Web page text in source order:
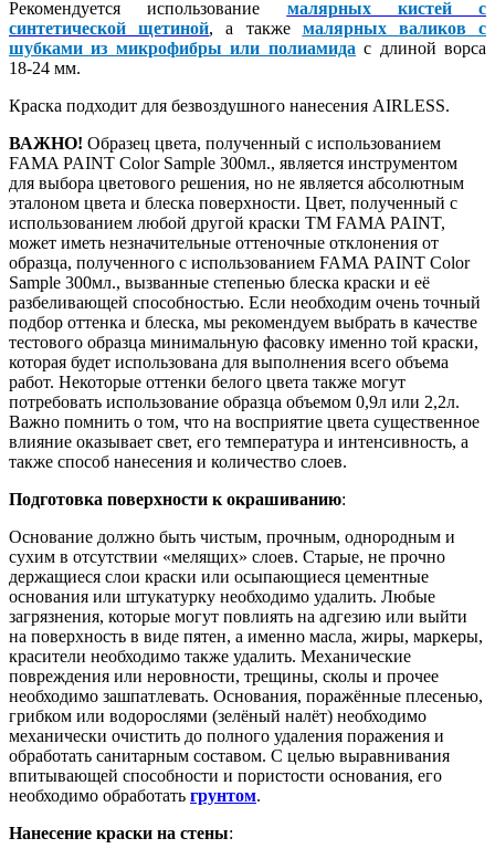
Рекомендуется использование малярных кистей с
синтетической щетиной, а также малярных валиков с
шубками из микрофибры или полиамида с длиной ворса
18-24 мм.
Краска подходит для безвоздушного нанесения AIRLESS.
ВАЖНО! Образец цвета, полученный с использованием
FAMA PAINT Color Sample 300мл., является инструментом
для выбора цветового решения, но не является абсолютным
эталоном цвета и блеска поверхности. Цвет, полученный с
использованием любой другой краски ТМ FAMA PAINT,
может иметь незначительные оттеночные отклонения от
образца, полученного с использованием FAMA PAINT Color
Sample 300мл., вызванные степенью блеска краски и её
разбеливающей способностью. Если необходим очень точный
подбор оттенка и блеска, мы рекомендуем выбрать в качестве
тестового образца минимальную фасовку именно той краски,
которая будет использована для выполнения всего объема
работ. Некоторые оттенки белого цвета также могут
потребовать использование образца объемом 0,9л или 2,2л.
Важно помнить о том, что на восприятие цвета существенное
влияние оказывает свет, его температура и интенсивность, а
также способ нанесения и количество слоев.
Подготовка поверхности к окрашиванию:
Основание должно быть чистым, прочным, однородным и
сухим в отсутствии «мелящих» слоев. Старые, не прочно
держащиеся слои краски или осыпающиеся цементные
основания или штукатурку необходимо удалить. Любые
загрязнения, которые могут повлиять на адгезию или выйти
на поверхность в виде пятен, а именно масла, жиры, маркеры,
красители необходимо также удалить. Механические
повреждения или неровности, трещины, сколы и прочее
необходимо зашпатлевать. Основания, поражённые плесенью,
грибком или водорослями (зелёный налёт) необходимо
механически очистить до полного удаления поражения и
обработать санитарным составом. С целью выравнивания
впитывающей способности и пористости основания, его
необходимо обработать грунтом.
Нанесение краски на стены: